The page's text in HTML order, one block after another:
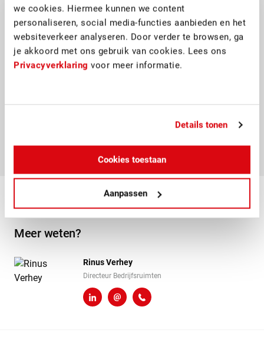
we cookies. Hiermee kunnen we content
personaliseren, social media-functies aanbieden en het
websiteverkeer analyseren. Door verder te browsen, ga
je akkoord met ons gebruik van cookies. Lees ons
Privacyverklaring voor meer informatie.
Details tonen
Cookies toestaan
Aanpassen
Meer weten?
Rinus Verhey
Directeur Bedrijfsruimten
LinkedInr.verhey@heembouw.nl
071 - 332 00 50